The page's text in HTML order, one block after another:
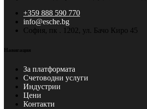
+359 888 590 770
info@esche.bg
София, пк . 1202, ул. Бачо Киро 45
Навигация
За платформата
Счетоводни услуги
Индустрии
Цени
Контакти